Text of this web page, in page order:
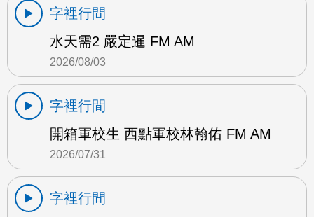
字裡行間
水天需2 嚴定暹 FM AM
2026/08/03
字裡行間
開箱軍校生 西點軍校林翰佑 FM AM
2026/07/31
字裡行間